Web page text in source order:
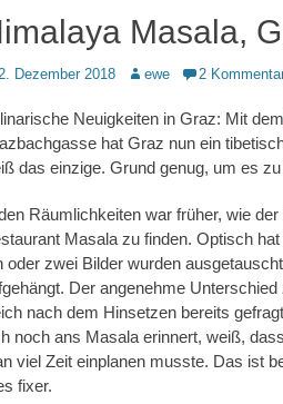
Masala,
Dezember 2018 Autor
ewe 2
Neuigkeiten in Graz: Mit dem
hat Graz nun ein
das einzige. Grund genug, um es
Räumlichkeiten war früher, wie
Masala zu finden. Optisch
oder zwei Bilder wurden
Der angenehme
nach dem Hinsetzen bereits
noch ans Masala erinnert, weiß,
viel Zeit einplanen musste. Das ist
fixer.